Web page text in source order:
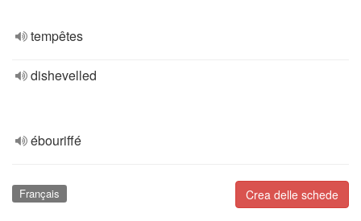
tempêtes
dishevelled
ébouriffé
Crea delle schede
Français